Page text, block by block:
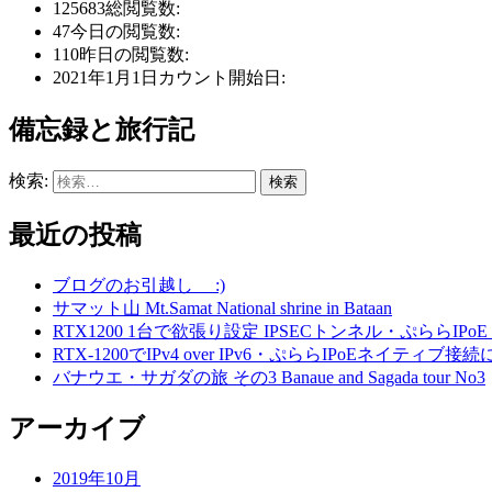
125683総閲覧数:
47今日の閲覧数:
110昨日の閲覧数:
2021年1月1日 カウント開始日:
備忘録と旅行記
検索:
最近の投稿
ブログのお引越し :)
サマット山 Mt.Samat National shrine in Bataan
RTX1200 1台で欲張り設定 IPSECトンネル・ぷらら
RTX-1200でIPv4 over IPv6・ぷららIPoEネイティブ接続
バナウエ・サガダの旅 その3 Banaue and Sagada tour No3
アーカイブ
2019年10月